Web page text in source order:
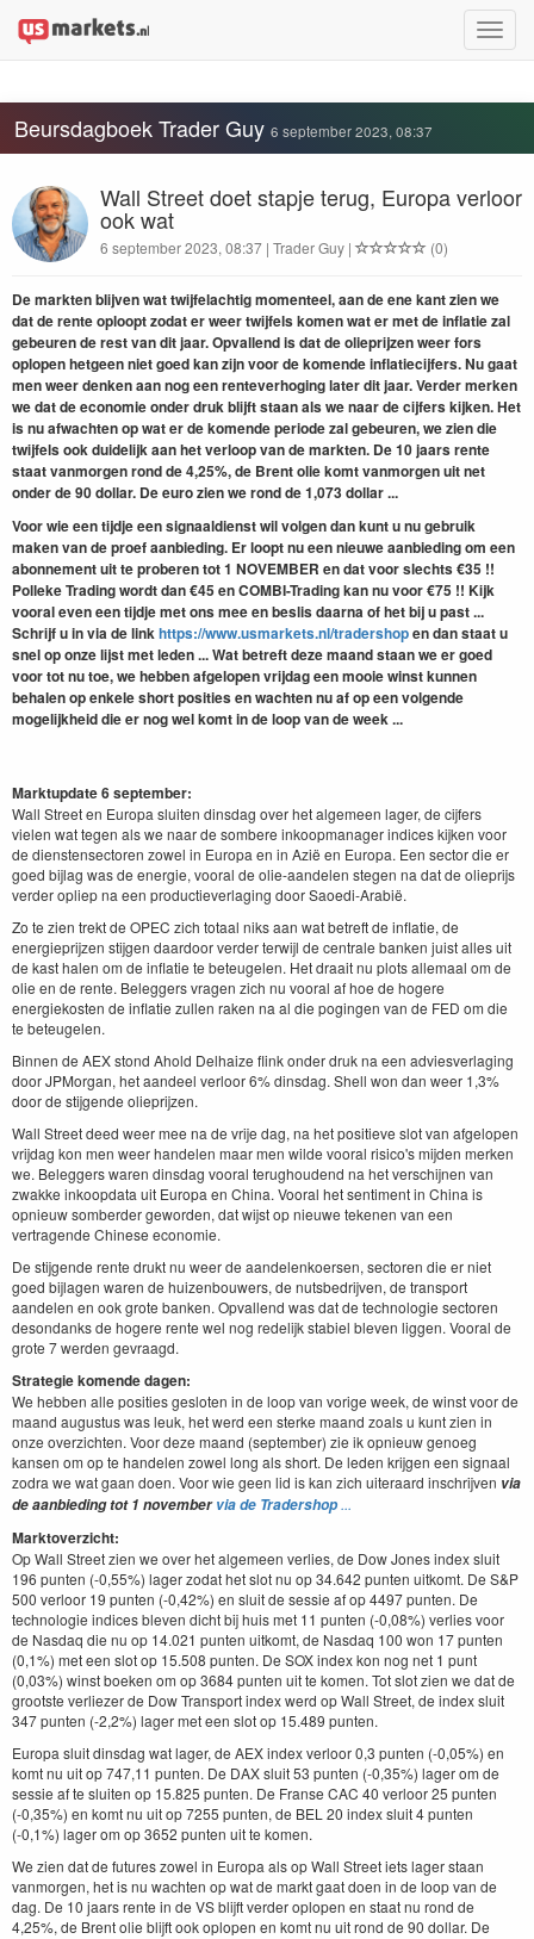
Toggle
Beursdagboek Trader Guy 6 september 2023, 08:37
Wall Street doet stapje terug, Europa verloor
ook wat
6 september 2023, 08:37 | Trader Guy | (0)
De markten blijven wat twijfelachtig momenteel, aan de ene kant zien we
dat de rente oploopt zodat er weer twijfels komen wat er met de inflatie zal
gebeuren de rest van dit jaar. Opvallend is dat de olieprijzen weer fors
oplopen hetgeen niet goed kan zijn voor de komende inflatiecijfers. Nu gaat
men weer denken aan nog een renteverhoging later dit jaar. Verder merken
we dat de economie onder druk blijft staan als we naar de cijfers kijken. Het
is nu afwachten op wat er de komende periode zal gebeuren, we zien die
twijfels ook duidelijk aan het verloop van de markten. De 10 jaars rente
staat vanmorgen rond de 4,25%, de Brent olie komt vanmorgen uit net
onder de 90 dollar. De euro zien we rond de 1,073 dollar ...
Voor wie een tijdje een signaaldienst wil volgen dan kunt u nu gebruik
maken van de proef aanbieding. Er loopt nu een nieuwe aanbieding om een
abonnement uit te proberen tot 1 NOVEMBER en dat voor slechts €35 !!
Polleke Trading wordt dan €45 en COMBI-Trading kan nu voor €75 !! Kijk
vooral even een tijdje met ons mee en beslis daarna of het bij u past ...
Schrijf u in via de linkhttps://www.usmarkets.nl/tradershopen dan staat u
snel op onze lijst met leden ... Wat betreft deze maand staan we er goed
voor tot nu toe, we hebben afgelopen vrijdag een mooie winst kunnen
behalen op enkele short posities en wachten nu af op een volgende
mogelijkheid die er nog wel komt in de loop van de week ...
Marktupdate 6 september:
Wall Street en Europa sluiten dinsdag over het algemeen lager, de cijfers
vielen wat tegen als we naar de sombere inkoopmanager indices kijken voor
de dienstensectoren zowel in Europa en in Azië en Europa. Een sector die er
goed bijlag was de energie, vooral de olie-aandelen stegen na dat de olieprijs
verder opliep na een productieverlaging door Saoedi-Arabië.
Zo te zien trekt de OPEC zich totaal niks aan wat betreft de inflatie, de
energieprijzen stijgen daardoor verder terwijl de centrale banken juist alles uit
de kast halen om de inflatie te beteugelen. Het draait nu plots allemaal om de
olie en de rente. Beleggers vragen zich nu vooral af hoe de hogere
energiekosten de inflatie zullen raken na al die pogingen van de FED om die
te beteugelen.
Binnen de AEX stond Ahold Delhaize flink onder druk na een adviesverlaging
door JPMorgan, het aandeel verloor 6% dinsdag. Shell won dan weer 1,3%
door de stijgende olieprijzen.
Wall Street deed weer mee na de vrije dag, na het positieve slot van afgelopen
vrijdag kon men weer handelen maar men wilde vooral risico's mijden merken
we. Beleggers waren dinsdag vooral terughoudend na het verschijnen van
zwakke inkoopdata uit Europa en China. Vooral het sentiment in China is
opnieuw somberder geworden, dat wijst op nieuwe tekenen van een
vertragende Chinese economie.
De stijgende rente drukt nu weer de aandelenkoersen, sectoren die er niet
goed bijlagen waren de huizenbouwers, de nutsbedrijven, de transport
aandelen en ook grote banken. Opvallend was dat de technologie sectoren
desondanks de hogere rente wel nog redelijk stabiel bleven liggen. Vooral de
grote 7 werden gevraagd.
Strategie komende dagen:
We hebben alle posities gesloten in de loop van vorige week, de winst voor de
maand augustus was leuk, het werd een sterke maand zoals u kunt zien in
onze overzichten. Voor deze maand (september) zie ik opnieuw genoeg
kansen om op te handelen zowel long als short. De leden krijgen een signaal
zodra we wat gaan doen. Voor wie geen lid is kan zich uiteraard inschrijven via
de aanbieding tot 1 november via de Tradershop...
Marktoverzicht:
Op Wall Street zien we over het algemeen verlies, de Dow Jones index sluit
196 punten (-0,55%) lager zodat het slot nu op 34.642 punten uitkomt. De S&P
500 verloor 19 punten (-0,42%) en sluit de sessie af op 4497 punten. De
technologie indices bleven dicht bij huis met 11 punten (-0,08%) verlies voor
de Nasdaq die nu op 14.021 punten uitkomt, de Nasdaq 100 won 17 punten
(0,1%) met een slot op 15.508 punten. De SOX index kon nog net 1 punt
(0,03%) winst boeken om op 3684 punten uit te komen. Tot slot zien we dat de
grootste verliezer de Dow Transport index werd op Wall Street, de index sluit
347 punten (-2,2%) lager met een slot op 15.489 punten.
Europa sluit dinsdag wat lager, de AEX index verloor 0,3 punten (-0,05%) en
komt nu uit op 747,11 punten. De DAX sluit 53 punten (-0,35%) lager om de
sessie af te sluiten op 15.825 punten. De Franse CAC 40 verloor 25 punten
(-0,35%) en komt nu uit op 7255 punten, de BEL 20 index sluit 4 punten
(-0,1%) lager om op 3652 punten uit te komen.
We zien dat de futures zowel in Europa als op Wall Street iets lager staan
vanmorgen, het is nu wachten op wat de markt gaat doen in de loop van de
dag. De 10 jaars rente in de VS blijft verder oplopen en staat nu rond de
4,25%, de Brent olie blijft ook oplopen en komt nu uit rond de 90 dollar. De